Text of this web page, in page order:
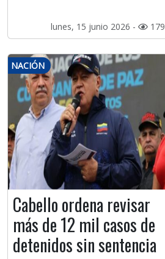
lunes, 15 junio 2026 - 179
NACIÓN
Cabello ordena revisar
más de 12 mil casos de
detenidos sin sentencia